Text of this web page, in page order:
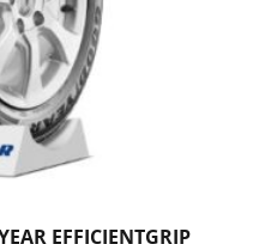
EFFICIENTGRIP